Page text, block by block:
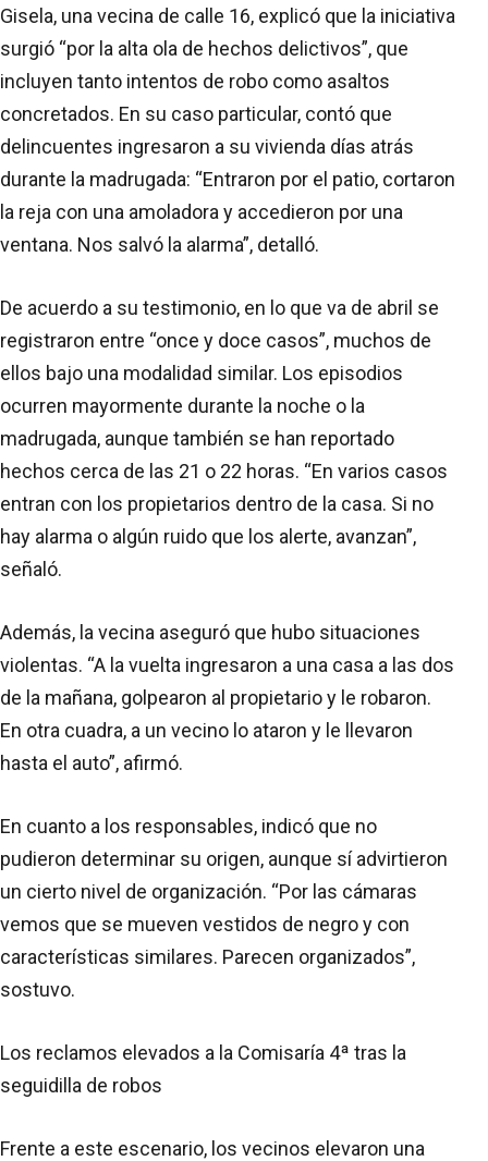
Gisela, una vecina de calle 16, explicó que la iniciativa
surgió “por la alta ola de hechos delictivos”, que
incluyen tanto intentos de robo como asaltos
concretados. En su caso particular, contó que
delincuentes ingresaron a su vivienda días atrás
durante la madrugada: “Entraron por el patio, cortaron
la reja con una amoladora y accedieron por una
ventana. Nos salvó la alarma”, detalló.
De acuerdo a su testimonio, en lo que va de abril se
registraron entre “once y doce casos”, muchos de
ellos bajo una modalidad similar. Los episodios
ocurren mayormente durante la noche o la
madrugada, aunque también se han reportado
hechos cerca de las 21 o 22 horas. “En varios casos
entran con los propietarios dentro de la casa. Si no
hay alarma o algún ruido que los alerte, avanzan”,
señaló.
Además, la vecina aseguró que hubo situaciones
violentas. “A la vuelta ingresaron a una casa a las dos
de la mañana, golpearon al propietario y le robaron.
En otra cuadra, a un vecino lo ataron y le llevaron
hasta el auto”, afirmó.
En cuanto a los responsables, indicó que no
pudieron determinar su origen, aunque sí advirtieron
un cierto nivel de organización. “Por las cámaras
vemos que se mueven vestidos de negro y con
características similares. Parecen organizados”,
sostuvo.
Los reclamos elevados a la Comisaría 4ª tras la
seguidilla de robos
Frente a este escenario, los vecinos elevaron una